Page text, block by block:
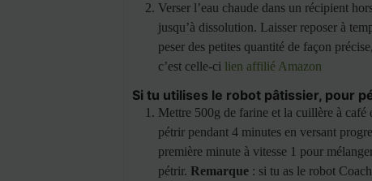
Verser l’eau chaude dans un récipient
jusqu’à dissolution. Laisser reposer à
peser des petites quantité de façon
c’est celle-ci lien affilié Amazon
Si tu utilises le robot pâtissier, pour
Mettre 500g de farine et la cuillère à
pétrir pendant 4 minutes en versant
première minute à vitesse 1 pour
pétrir. Remarque : si tu as le robot